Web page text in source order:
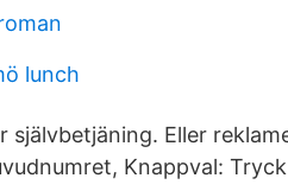
lunch
självbetjäning. Eller
Knappval: